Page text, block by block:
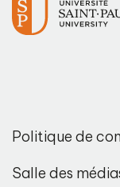
Politique de
Salle des